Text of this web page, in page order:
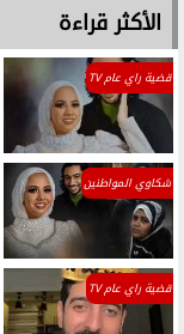
الأكثر قراءة
قضية راي عام TV
شكاوي المواطنين
قضية راي عام TV